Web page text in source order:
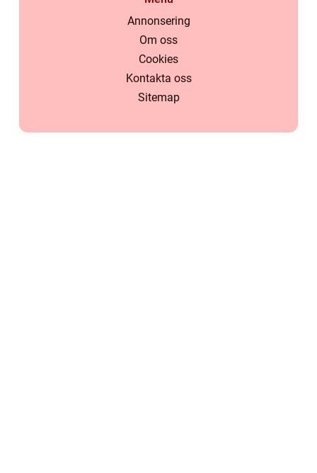
Annonsering
Om oss
Cookies
Kontakta oss
Sitemap